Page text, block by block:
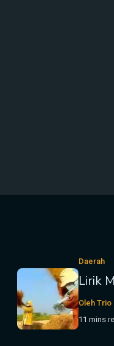
Daerah
Lirik
Oleh
11 mins